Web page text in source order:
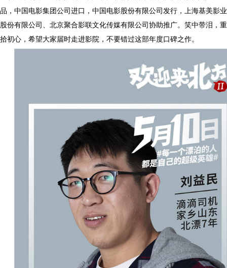
品，中国电影集团公司进口，中国电影股份有限公司发行，上海基美影业
股份有限公司、北京聚合影联文化传媒有限公司协助推广。笑中带泪，重
拾初心，希望大家届时走进影院，不要错过这部年度口碑之作。